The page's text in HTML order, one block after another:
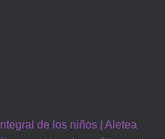
de los niños | Aletea